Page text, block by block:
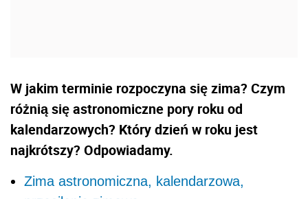
W jakim terminie rozpoczyna się zima? Czym
różnią się astronomiczne pory roku od
kalendarzowych? Który dzień w roku jest
najkrótszy? Odpowiadamy.
Zima astronomiczna, kalendarzowa,